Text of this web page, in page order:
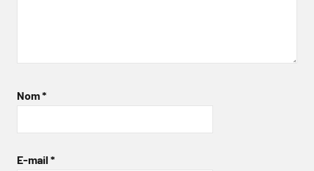
Nom*
E-mail *